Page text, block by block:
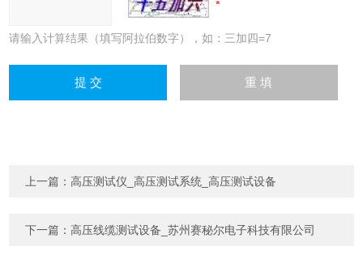
请输入计算结果（填写阿拉伯数字），如：三加四=7
上一篇：高压测试仪_高压测试系统_高压测试设备
下一篇：高压线缆测试设备_苏州赛秘尔电子科技有限公司